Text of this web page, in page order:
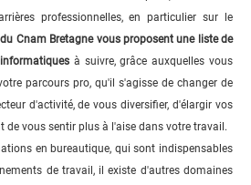
professionnelles, en particulier sur le
du Cnam Bretagne vous proposent une liste de
à suivre, grâce auxquelles vous
parcours pro, qu'il s'agisse de changer de
d'activité, de vous diversifier, d'élargir vos
de vous sentir plus à l'aise dans votre travail.
en bureautique, qui sont indispensables
de travail, il existe d'autres domaines